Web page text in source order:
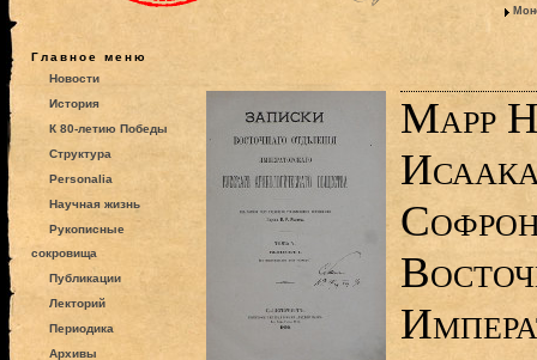
Главное меню
Новости
История
К 80-летию Победы
Структура
Personalia
Научная жизнь
Рукописные
сокровища
Публикации
Лекторий
Периодика
Архивы
Марр